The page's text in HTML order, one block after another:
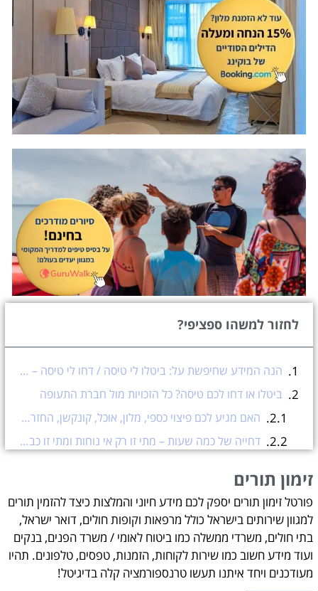
לחזור למשהו ספציפי?
הנה המידע שחיפשת על: ביטלו לי טיסה / דחו לי טיסה – מה מגיע לי מחברת התעופה?
ביטלו או דחו לכם טיסה? כל הזכויות מול חברת התעופה
האם מגיע לכם פיצוי כספי, מלון, אוכל, קונקשן, החזר כספי ותביעה במקרה הצורך? הכל פה!
דחייה של כמה שעות – מתי זו רק אי נוחות ומתי זו כבר זכאות?
כמה כסף אפשר לקבל?
מתי חברת התעופה לא חייבת לשלם פיצוי כספי?
ומה לגבי קונקשן?
לינה, אוכל והסעות – לא לוותר על קבלות
האם אפשר לתבוע?
זימון תורים
פורטל זימון תורים יספק לכם מידע חיוני והמלצות כיצד להזמין תורים
למגוון שירותים בישראל כולל מרפאות וקופות חולים, דואר ישראל,
בתי חולים, משרדי ממשלה כמו ביטוח לאומי / משרד הפנים, בנקים
ועוד מידע חשוב כמו שירות לקוחות, הזמנות, טפסים, טלפונים. תהיו
מעודכנים ויחד איתנו תעשו טרנספורמציה קלה בדיגיטל!